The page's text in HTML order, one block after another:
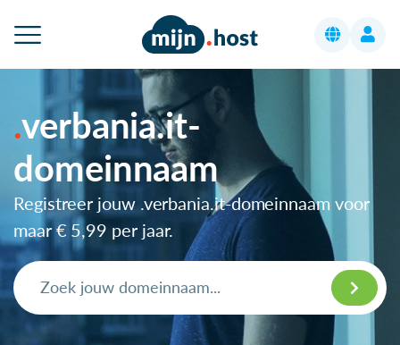
verbania.it-
domeinnaam
Registreer jouw .verbania.it-domeinnaam voor
maar € 5,99 per jaar.